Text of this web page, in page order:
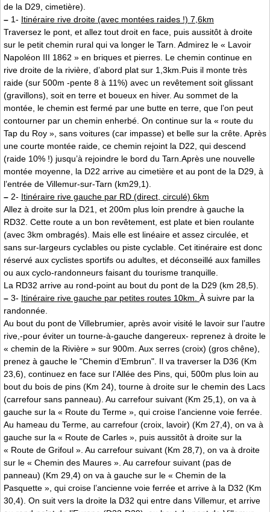
de la D29, cimetière).
– 1- Itinéraire rive droite (avec montées raides !) 7,6km
Traversez le pont, et allez tout droit en face, puis aussitôt à droite
sur le petit chemin rural qui va longer le Tarn. Admirez le « Lavoir
Napoléon III 1862 » en briques et pierres. Le chemin continue en
rive droite de la rivière, d’abord plat sur 1,3km.Puis il monte très
raide (sur 500m -pente 8 à 11%) avec un revêtement soit glissant
(gravillons), soit en terre et boueux en hiver. Au sommet de la
montée, le chemin est fermé par une butte en terre, que l’on peut
contourner par un chemin enherbé. On continue sur la « route du
Tap du Roy », sans voitures (car impasse) et belle sur la crête. Après
une courte montée raide, ce chemin rejoint la D22, qui descend
(raide 10% !) jusqu’à rejoindre le bord du Tarn.Après une nouvelle
montée moyenne, la D22 arrive au cimetière et au pont de la D29, à
l’entrée de Villemur-sur-Tarn (km29,1).
– 2- Itinéraire rive gauche par RD (direct, circulé) 6km
Allez à droite sur la D21, et 200m plus loin prendre à gauche la
RD32. Cette route a un bon revêtement, est plate et bien roulante
(avec 3km ombragés). Mais elle est linéaire et assez circulée, et
sans sur-largeurs cyclables ou piste cyclable. Cet itinéraire est donc
réservé aux cyclistes sportifs ou adultes, et déconseillé aux familles
ou aux cyclo-randonneurs faisant du tourisme tranquille.
La RD32 arrive au rond-point au bout du pont de la D29 (km 28,5).
– 3- Itinéraire rive gauche par petites routes 10km. À suivre par la
randonnée.
Au bout du pont de Villebrumier, après avoir visité le lavoir sur l’autre
rive,-pour éviter un tourne-à-gauche dangereux- reprenez à droite le
« chemin de la Rivière » sur 900m. Aux serres (croix) (gros chêne),
prenez à gauche le "Chemin d’Embrun". Il va traverser la D36 (Km
23,6), continuez en face sur l’Allée des Pins, qui, 500m plus loin au
bout du bois de pins (Km 24), tourne à droite sur le chemin des Lacs
(carrefour sans panneau). Au carrefour suivant (Km 25,1), on va à
gauche sur la « Route du Terme », qui croise l’ancienne voie ferrée.
Au hameau du Terme, au carrefour (croix, lavoir) (Km 27,4), on va à
gauche sur la « Route de Carles », puis aussitôt à droite sur la
« Route de Grifoul ». Au carrefour suivant (Km 28,7), on va à droite
sur le « Chemin des Maures ». Au carrefour suivant (pas de
panneau) (Km 29,4) on va à gauche sur le « Chemin de la
Pasquette », qui croise l’ancienne voie ferrée et arrive à la D32 (Km
30,4). On suit vers la droite la D32 qui entre dans Villemur, et arrive